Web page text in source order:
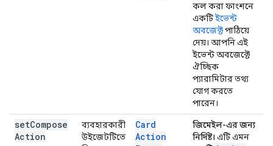
কল করা ফাংশনে
একটিইভেন্ট
অবজেক্টপাঠিয়ে
দেয়। আপনি এই
ইভেন্ট অবজেক্টে
ঐচ্ছিক
প্যারামিটার তথ্য
যোগ করতে
পারেন।
setCompose
Action
ব্যবহারকারী
উইজেটটিতে
Card
Action
জিমেইল-এর জন্য
নির্দিষ্ট। এটি এমন